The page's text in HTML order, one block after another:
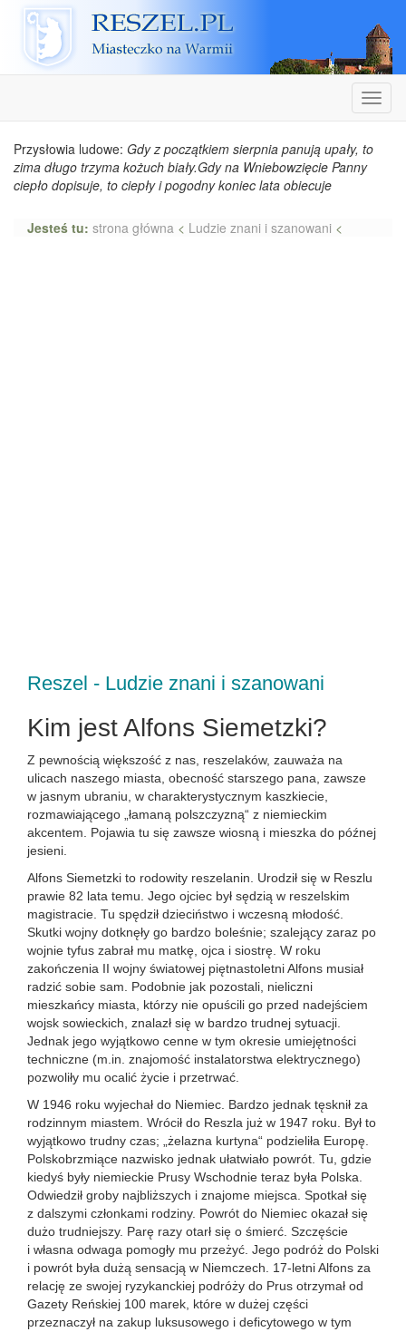
Reszel
Przysłowia ludowe: Gdy z początkiem sierpnia panują upały, to
zima długo trzyma kożuch biały.Gdy na Wniebowzięcie Panny
ciepło dopisuje, to ciepły i pogodny koniec lata obiecuje
Jesteś tu: strona główna < Ludzie znani i szanowani <
Reszel - Ludzie znani i szanowani
Kim jest Alfons Siemetzki?
Z pewnością większość z nas, reszelaków, zauważa na
ulicach naszego miasta, obecność starszego pana, zawsze
w jasnym ubraniu, w charakterystycznym kaszkiecie,
rozmawiającego „łamaną polszczyzną“ z niemieckim
akcentem. Pojawia tu się zawsze wiosną i mieszka do późnej
jesieni.
Alfons Siemetzki to rodowity reszelanin. Urodził się w Reszlu
prawie 82 lata temu. Jego ojciec był sędzią w reszelskim
magistracie. Tu spędził dzieciństwo i wczesną młodość.
Skutki wojny dotknęły go bardzo boleśnie; szalejący zaraz po
wojnie tyfus zabrał mu matkę, ojca i siostrę. W roku
zakończenia II wojny światowej piętnastoletni Alfons musiał
radzić sobie sam. Podobnie jak pozostali, nieliczni
mieszkańcy miasta, którzy nie opuścili go przed nadejściem
wojsk sowieckich, znalazł się w bardzo trudnej sytuacji.
Jednak jego wyjątkowo cenne w tym okresie umiejętności
techniczne (m.in. znajomość instalatorstwa elektrycznego)
pozwoliły mu ocalić życie i przetrwać.
W 1946 roku wyjechał do Niemiec. Bardzo jednak tęsknił za
rodzinnym miastem. Wrócił do Reszla już w 1947 roku. Był to
wyjątkowo trudny czas; „żelazna kurtyna“ podzieliła Europę.
Polskobrzmiące nazwisko jednak ułatwiało powrót. Tu, gdzie
kiedyś były niemieckie Prusy Wschodnie teraz była Polska.
Odwiedził groby najbliższych i znajome miejsca. Spotkał się
z dalszymi członkami rodziny. Powrót do Niemiec okazał się
dużo trudniejszy. Parę razy otarł się o śmierć. Szczęście
i własna odwaga pomogły mu przeżyć. Jego podróż do Polski
i powrót była dużą sensacją w Niemczech. 17-letni Alfons za
relację ze swojej ryzykanckiej podróży do Prus otrzymał od
Gazety Reńskiej 100 marek, które w dużej części
przeznaczył na zakup luksusowego i deficytowego w tym